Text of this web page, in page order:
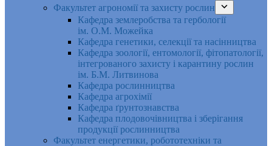
Факультет агрономії та захисту рослин
Кафедра землеробства та гербології
ім. О.М. Можейка
Кафедра генетики, селекції та насінництва
Кафедра зоології, ентомології, фітопатології,
інтегрованого захисту і карантину рослин
ім. Б.М. Литвинова
Кафедра рослинництва
Кафедра агрохімії
Кафедра ґрунтознавства
Кафедра плодовочівництва і зберігання
продукції рослинництва
Факультет енергетики, робототехніки та